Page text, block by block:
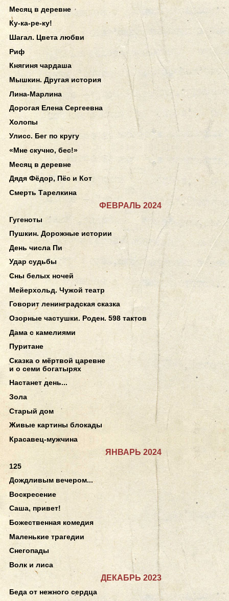
Месяц в деревне
Ку-ка-ре-ку!
Шагал. Цвета любви
Риф
Княгиня чардаша
Мышкин. Другая история
Лина-Марлина
Дорогая Елена Сергеевна
Холопы
Улисс. Бег по кругу
«Мне скучно, бес!»
Месяц в деревне
Дядя Фёдор, Пёс и Кот
Смерть Тарелкина
ФЕВРАЛЬ 2024
Гугеноты
Пушкин. Дорожные истории
День числа Пи
Удар судьбы
Сны белых ночей
Мейерхольд. Чужой театр
Говорит ленинградская сказка
Озорные частушки. Роден. 598 тактов
Дама с камелиями
Пуритане
Сказка о мёртвой царевне
и о семи богатырях
Настанет день...
Зола
Старый дом
Живые картины блокады
Красавец-мужчина
ЯНВАРЬ 2024
125
Дождливым вечером...
Воскресение
Саша, привет!
Божественная комедия
Маленькие трагедии
Снегопады
Волк и лиса
ДЕКАБРЬ 2023
Беда от нежного сердца